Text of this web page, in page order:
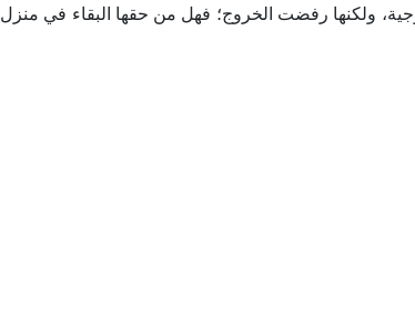
ولكنها رفضت الخروج؛ فهل من حقها البقاء في منزل